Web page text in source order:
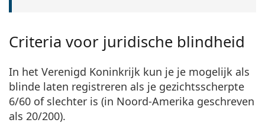
Criteria voor juridische blindheid
In het Verenigd Koninkrijk kun je je mogelijk als
blinde laten registreren als je gezichtsscherpte
6/60 of slechter is (in Noord-Amerika geschreven
als 20/200).